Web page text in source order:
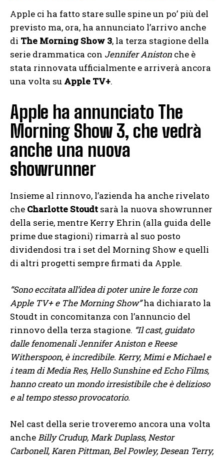
Apple ci ha fatto stare sulle spine un po’ più del
previsto ma, ora, ha annunciato l’arrivo anche
di The Morning Show 3, la terza stagione della
serie drammatica con Jennifer Aniston che è
stata rinnovata ufficialmente e arriverà ancora
una volta su Apple TV+.
Apple ha annunciato The
Morning Show 3, che vedrà
anche una nuova
showrunner
Insieme al rinnovo, l’azienda ha anche rivelato
che Charlotte Stoudt sarà la nuova showrunner
della serie, mentre Kerry Ehrin (alla guida delle
prime due stagioni) rimarrà al suo posto
dividendosi tra i set del Morning Show e quelli
di altri progetti sempre firmati da Apple.
“Sono eccitata all’idea di poter unire le forze con
Apple TV+ e The Morning Show”ha dichiarato la
Stoudt in concomitanza con l’annuncio del
rinnovo della terza stagione. “Il cast, guidato
dalle fenomenali Jennifer Aniston e Reese
Witherspoon, è incredibile. Kerry, Mimi e Michael e
i team di Media Res, Hello Sunshine ed Echo Films,
hanno creato un mondo irresistibile che è delizioso
e al tempo stesso provocatorio.
Nel cast della serie troveremo ancora una volta
ancheBilly Crudup, Mark Duplass, Nestor
Carbonell, Karen Pittman, Bel Powley, Desean Terry,